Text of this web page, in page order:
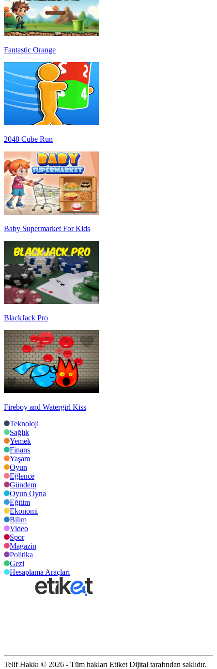
Fantastic Orange
2048 Cube Run
Baby Supermarket For Kids
BlackJack Pro
Fireboy and Watergirl Kiss
Teknoloji
Sağlık
Yemek
Finans
Yaşam
Oyun
Eğlence
Gündem
Oyun Oyna
Eğitim
Ekonomi
Bilim
Video
Spor
Magazin
Politika
Gezi
Hesaplama Araçları
Telif Hakkı © 2026 - Tüm hakları Etiket Dijital tarafından saklıdır.